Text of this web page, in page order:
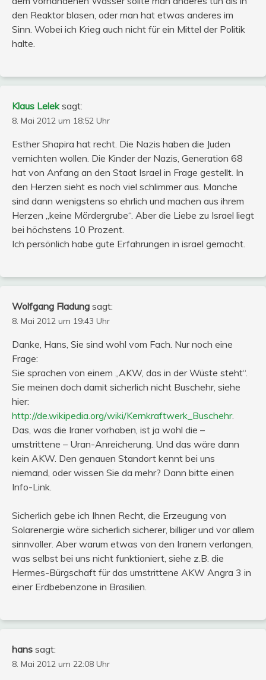
den Reaktor blasen, oder man hat etwas anderes im
Sinn. Wobei ich Krieg auch nicht für ein Mittel der Politik
halte.
Klaus Lelek sagt:
8. Mai 2012 um 18:52 Uhr
Esther Shapira hat recht. Die Nazis haben die Juden
vernichten wollen. Die Kinder der Nazis, Generation 68
hat von Anfang an den Staat Israel in Frage gestellt. In
den Herzen sieht es noch viel schlimmer aus. Manche
sind dann wenigstens so ehrlich und machen aus ihrem
Herzen „keine Mördergrube“. Aber die Liebe zu Israel liegt
bei höchstens 10 Prozent.
Ich persönlich habe gute Erfahrungen in israel gemacht.
Wolfgang Fladung sagt:
8. Mai 2012 um 19:43 Uhr
Danke, Hans, Sie sind wohl vom Fach. Nur noch eine
Frage:
Sie sprachen von einem „AKW, das in der Wüste steht“.
Sie meinen doch damit sicherlich nicht Buschehr, siehe
hier:
http://de.wikipedia.org/wiki/Kernkraftwerk_Buschehr.
Das, was die Iraner vorhaben, ist ja wohl die –
umstrittene – Uran-Anreicherung. Und das wäre dann
kein AKW. Den genauen Standort kennt bei uns
niemand, oder wissen Sie da mehr? Dann bitte einen
Info-Link.
Sicherlich gebe ich Ihnen Recht, die Erzeugung von
Solarenergie wäre sicherlich sicherer, billiger und vor allem
sinnvoller. Aber warum etwas von den Iranern verlangen,
was selbst bei uns nicht funktioniert, siehe z.B. die
Hermes-Bürgschaft für das umstrittene AKW Angra 3 in
einer Erdbebenzone in Brasilien.
hans sagt:
8. Mai 2012 um 22:08 Uhr